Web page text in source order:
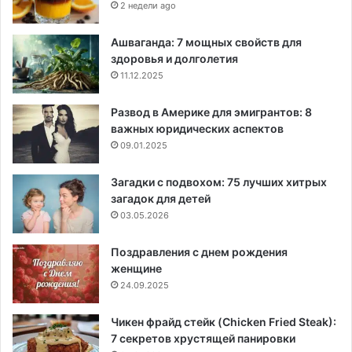
2 недели ago
Ашваганда: 7 мощных свойств для
здоровья и долголетия
11.12.2025
Развод в Америке для эмигрантов: 8
важных юридических аспектов
09.01.2025
Загадки с подвохом: 75 лучших хитрых
загадок для детей
03.05.2026
Поздравления с днем рождения
женщине
24.09.2025
Чикен фрайд стейк (Chicken Fried Steak):
7 секретов хрустящей панировки